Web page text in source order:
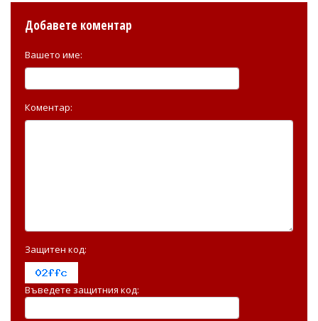
Добавете коментар
Вашето име:
Коментар:
Защитен код:
Въведете защитния код: